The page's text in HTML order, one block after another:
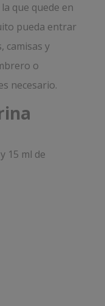
que quede en
pueda entrar
camisas y
o
necesario.
15 ml de